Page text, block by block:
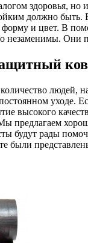
здоровья,
должно
и цвет. В
незаменимы. Они
людей,
уходе.
высокого
предлагаем
будут рады
были